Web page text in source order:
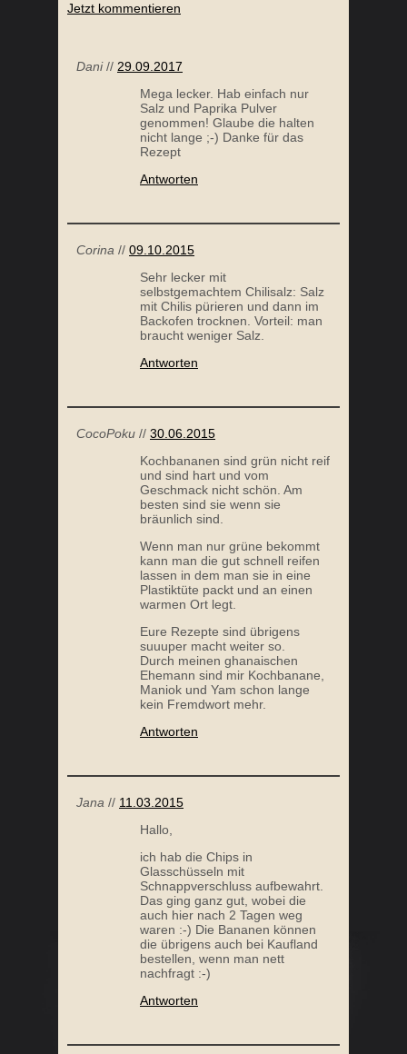
GRÜNER SMOOTHIE
ZWIEBELSUPPE
Jetzt kommentieren
Dani// 29.09.2017
Mega lecker. Hab einfach nur
Salz und Paprika Pulver
genommen! Glaube die halten
nicht lange ;-) Danke für das
Rezept
Antworten
Corina // 09.10.2015
Sehr lecker mit
selbstgemachtem Chilisalz: Salz
mit Chilis pürieren und dann im
Backofen trocknen. Vorteil: man
braucht weniger Salz.
Antworten
CocoPoku // 30.06.2015
Kochbananen sind grün nicht reif
und sind hart und vom
Geschmack nicht schön. Am
besten sind sie wenn sie
bräunlich sind.
Wenn man nur grüne bekommt
kann man die gut schnell reifen
lassen in dem man sie in eine
Plastiktüte packt und an einen
warmen Ort legt.
Eure Rezepte sind übrigens
suuuper macht weiter so.
Durch meinen ghanaischen
Ehemann sind mir Kochbanane,
Maniok und Yam schon lange
kein Fremdwort mehr.
Antworten
Jana // 11.03.2015
Hallo,
ich hab die Chips in
Glasschüsseln mit
Schnappverschluss aufbewahrt.
Das ging ganz gut, wobei die
auch hier nach 2 Tagen weg
waren :-) Die Bananen können
die übrigens auch bei Kaufland
bestellen, wenn man nett
nachfragt :-)
Antworten